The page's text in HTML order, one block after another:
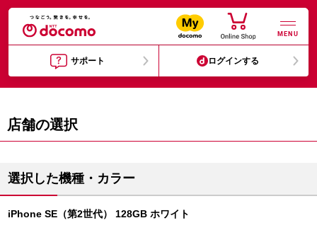
MENU
サポート ログインする
店舗の選択
選択した機種・カラー
iPhone SE（第2世代） 128GB ホワイト